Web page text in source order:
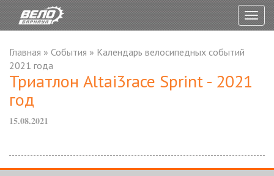
Главная » События » Календарь велосипедных событий
2021 года
Триатлон Altai3race Sprint - 2021
год
15.08.2021